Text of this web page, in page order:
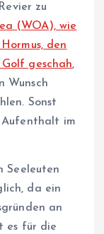
zu
(WOA), wie
den
geschah,
Wunsch
Sonst
Aufenthalt im
Seeleuten
da ein
an
es für die